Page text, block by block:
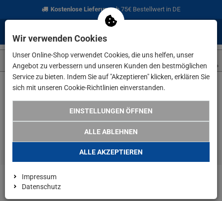
Kostenlose Lieferungab 75€ Bestellwert in DE
Wir verwenden Cookies
Unser Online-Shop verwendet Cookies, die uns helfen, unser
Angebot zu verbessern und unseren Kunden den bestmöglichen
Service zu bieten. Indem Sie auf "Akzeptieren" klicken, erklären Sie
sich mit unseren Cookie-Richtlinien einverstanden.
EINSTELLUNGEN ÖFFNEN
ALLE ABLEHNEN
ALLE AKZEPTIEREN
Impressum
Datenschutz